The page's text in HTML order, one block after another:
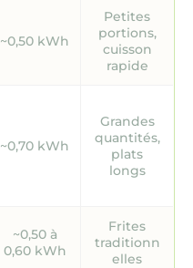
~0,50 kWh
Petites
portions,
cuisson
rapide
~0,70 kWh
Grandes
quantités,
plats
longs
~0,50 à
0,60 kWh
Frites
traditionn
elles